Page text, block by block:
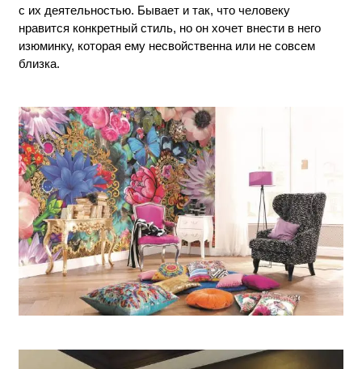
с их деятельностью. Бывает и так, что человеку
нравится конкретный стиль, но он хочет внести в него
изюминку, которая ему несвойственна или не совсем
близка.